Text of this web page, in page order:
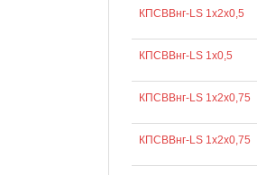
КПСВВнг-LS 1х2х0,5
КПСВВнг-LS 1х0,5
КПСВВнг-LS 1x2x0,75
КПСВВнг-LS 1х2х0,75